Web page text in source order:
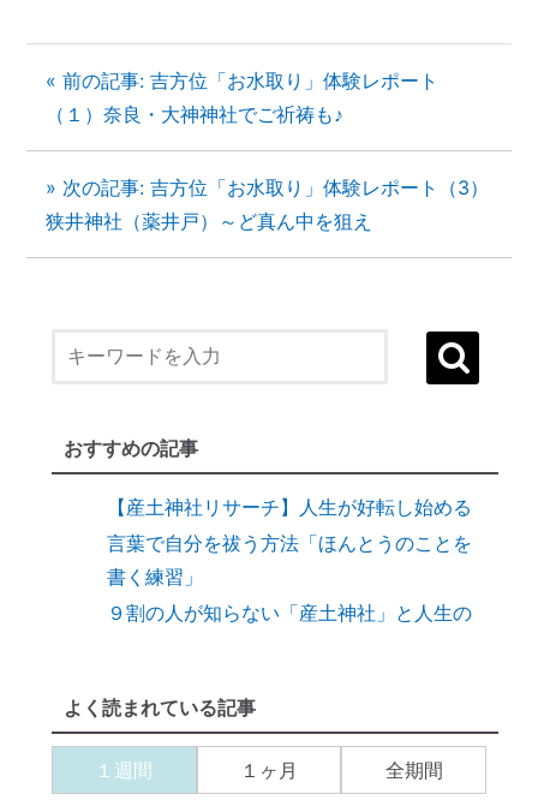
« 前の記事: 吉方位「お水取り」体験レポート
（１）奈良・大神神社でご祈祷も♪
» 次の記事: 吉方位「お水取り」体験レポート（3）
狭井神社（薬井戸）～ど真ん中を狙え
おすすめの記事
状況を好転させたい時の「産土神社・21日
縁結びの土台づくりに「産土神社」
【産土神社リサーチ】人生が好転し始める
言葉で自分を祓う方法「ほんとうのことを
書く練習」
９割の人が知らない「産土神社」と人生の
く」スポンジが革命すぎる
【ご感想｜カウンセリング】現実が動き出
しました
よく読まれている記事
１週間 １ヶ月 全期間